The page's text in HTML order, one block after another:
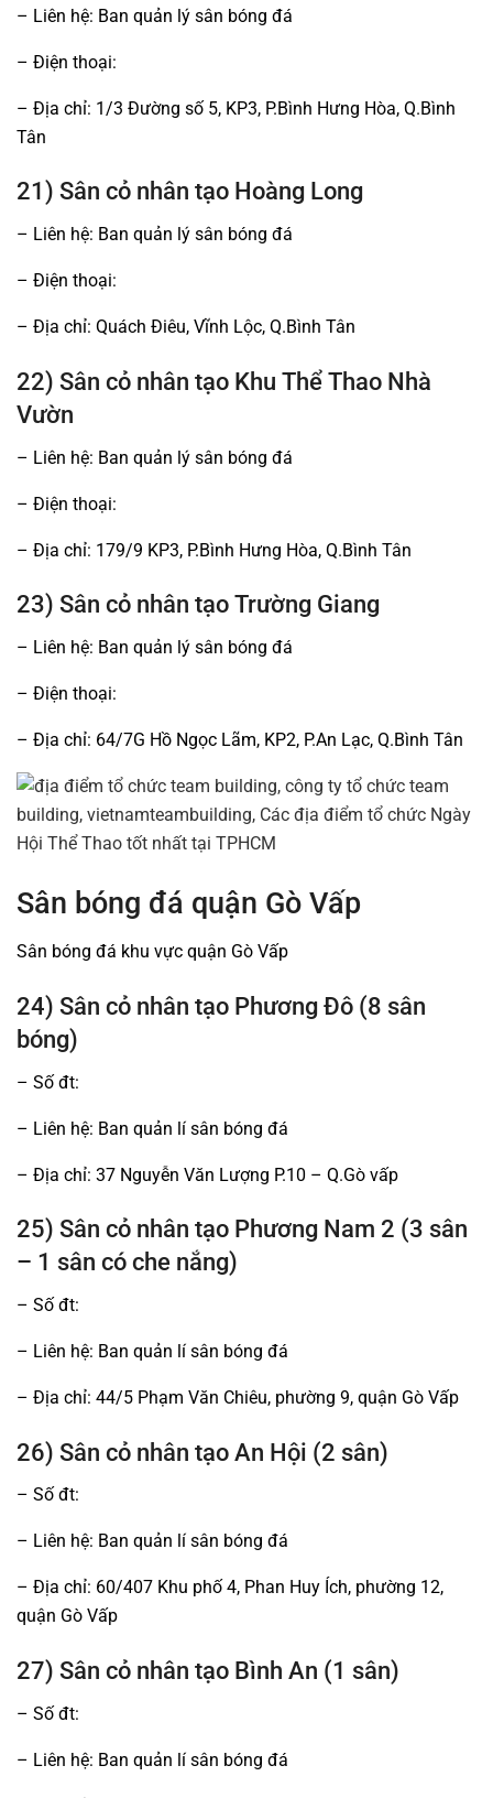
– Liên hệ: Ban quản lý sân bóng đá
– Điện thoại:
– Địa chỉ: 1/3 Đường số 5, KP3, P.Bình Hưng Hòa, Q.Bình
Tân
21) Sân cỏ nhân tạo Hoàng Long
– Liên hệ: Ban quản lý sân bóng đá
– Điện thoại:
– Địa chỉ: Quách Điêu, Vĩnh Lộc, Q.Bình Tân
22) Sân cỏ nhân tạo Khu Thể Thao Nhà
Vườn
– Liên hệ: Ban quản lý sân bóng đá
– Điện thoại:
– Địa chỉ: 179/9 KP3, P.Bình Hưng Hòa, Q.Bình Tân
23) Sân cỏ nhân tạo Trường Giang
– Liên hệ: Ban quản lý sân bóng đá
– Điện thoại:
– Địa chỉ: 64/7G Hồ Ngọc Lãm, KP2, P.An Lạc, Q.Bình Tân
Sân bóng đá quận Gò Vấp
Sân bóng đá khu vực quận Gò Vấp
24) Sân cỏ nhân tạo Phương Đô (8 sân
bóng)
– Số đt:
– Liên hệ: Ban quản lí sân bóng đá
– Địa chỉ: 37 Nguyễn Văn Lượng P.10 – Q.Gò vấp
25) Sân cỏ nhân tạo Phương Nam 2 (3 sân
– 1 sân có che nắng)
– Số đt:
– Liên hệ: Ban quản lí sân bóng đá
– Địa chỉ: 44/5 Phạm Văn Chiêu, phường 9, quận Gò Vấp
26) Sân cỏ nhân tạo An Hội (2 sân)
– Số đt:
– Liên hệ: Ban quản lí sân bóng đá
– Địa chỉ: 60/407 Khu phố 4, Phan Huy Ích, phường 12,
quận Gò Vấp
27) Sân cỏ nhân tạo Bình An (1 sân)
– Số đt:
– Liên hệ: Ban quản lí sân bóng đá